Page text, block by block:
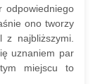
odpowiedniego
ono tworzy
z najbliższymi.
uznaniem par
miejscu to